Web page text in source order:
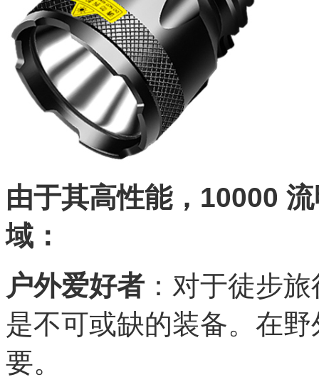
由于其高性能，10000
域：
户外爱好者 ：对于徒步
是不可或缺的装备。在
要。